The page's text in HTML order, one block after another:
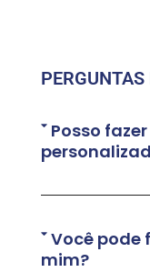
PERGUNTAS
Posso
Você pode
mim?